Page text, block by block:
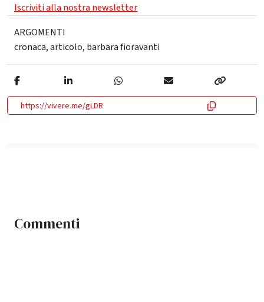
Iscriviti alla nostra newsletter
ARGOMENTI
cronaca,articolo, barbara fioravanti
https://vivere.me/gLDR
Commenti